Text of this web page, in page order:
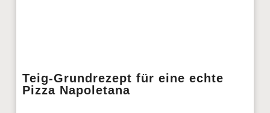
Teig-Grundrezept für eine echte
Pizza Napoletana